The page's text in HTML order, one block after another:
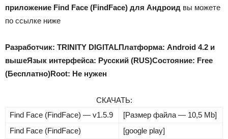
приложение Find Face (FindFace) для Андроид вы можете
по ссылке ниже
Разработчик: TRINITY DIGITALПлатформа: Android 4.2 и
вышеЯзык интерфейса: Русский (RUS)Состояние: Free
(Бесплатно)Root: Не нужен
СКАЧАТЬ:
Find Face (FindFace) — v1.5.9
[Размер файла — 10,5 Mb]
Find Face (FindFace)
[google play]